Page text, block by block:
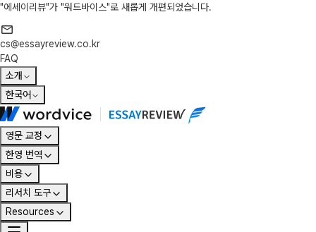
"에세이리뷰"가 "워드바이스"로 새롭게 개편되었습니다.
cs@essayreview.co.kr
FAQ
소개
한국어
영문 교정
한영 번역
비용
리서치 도구
Resources